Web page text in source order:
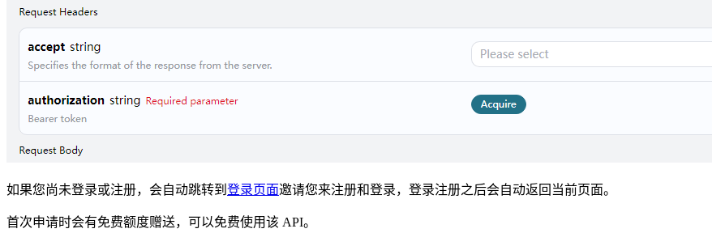
如果您尚未登录或注册，会自动跳转到 登录页面邀请您来注册和登录，登录注册之后会自动返回当前页面。
首次申请时会有免费额度赠送，可以免费使用该 API。